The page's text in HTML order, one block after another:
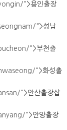
">용인출장
">성남
">부천출
">화성출
">안산출장샵
">안양출장